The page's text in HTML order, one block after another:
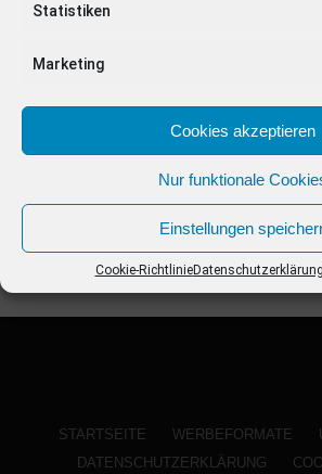
Statistiken
Marketing
Cookies akzeptieren
Nur funktionale
Einstellungen
Cookie-RichtlinieDatenschutzerklärung
STARTSEITE WERBEFORMATE
DATENSCHUTZERKLÄRUNG